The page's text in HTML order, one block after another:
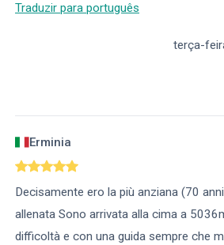
Traduzir para português
terça-
Erminia
Decisamente ero la più anziana (70
allenata Sono arrivata alla cima a
difficoltà e con una guida sempre che